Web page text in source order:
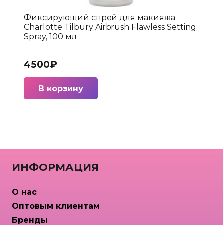
Фиксирующий спрей для макияжа
Charlotte Tilbury Airbrush Flawless Setting
Spray, 100 мл
4500₽
В корзину
ИНФОРМАЦИЯ
О нас
Оптовым клиентам
Бренды